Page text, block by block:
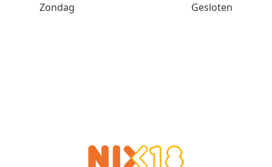
Zondag
Gesloten